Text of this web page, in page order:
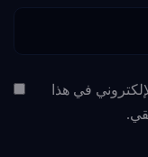
في هذا